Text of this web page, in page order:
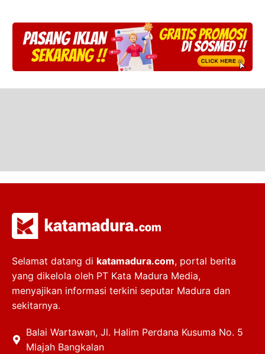
Selamat datang di katamadura.com, portal berita
yang dikelola oleh PT Kata Madura Media,
menyajikan informasi terkini seputar Madura dan
sekitarnya.
Balai Wartawan, Jl. Halim Perdana Kusuma No. 5
Mlajah Bangkalan